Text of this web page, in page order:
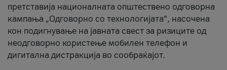
претставија националната општествено одговорна
кампања „Одговорно со технологијата“, насочена
кон подигнување на јавната свест за ризиците од
неодговорно користење мобилен телефон и
дигитална дистракција во сообраќајот.